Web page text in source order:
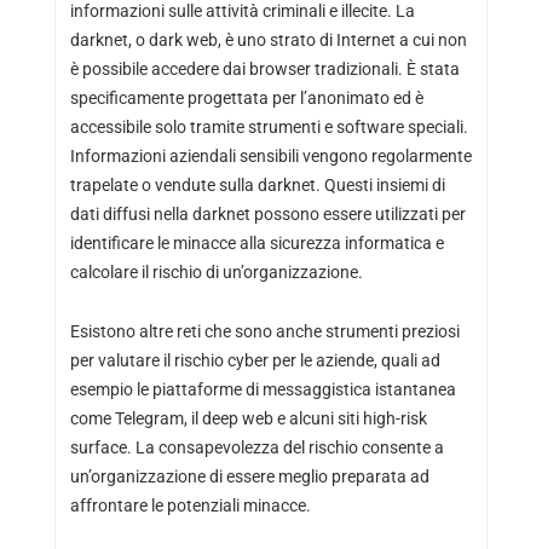
informazioni sulle attività criminali e illecite. La
darknet, o dark web, è uno strato di Internet a cui non
è possibile accedere dai browser tradizionali. È stata
specificamente progettata per l’anonimato ed è
accessibile solo tramite strumenti e software speciali.
Informazioni aziendali sensibili vengono regolarmente
trapelate o vendute sulla darknet. Questi insiemi di
dati diffusi nella darknet possono essere utilizzati per
identificare le minacce alla sicurezza informatica e
calcolare il rischio di un’organizzazione.
Esistono altre reti che sono anche strumenti preziosi
per valutare il rischio cyber per le aziende, quali ad
esempio le piattaforme di messaggistica istantanea
come Telegram, il deep web e alcuni siti high-risk
surface. La consapevolezza del rischio consente a
un’organizzazione di essere meglio preparata ad
affrontare le potenziali minacce.